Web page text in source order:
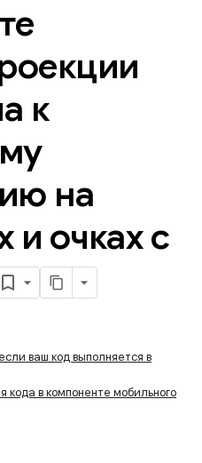
к
на
и очках с
ваш код выполняется в
кода в компоненте мобильного